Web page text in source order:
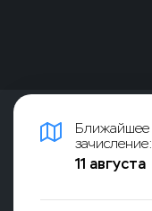
Ближайшее
зачисление:
11 августа